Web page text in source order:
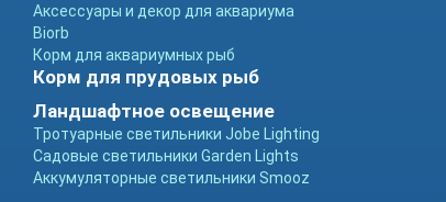
Аксессуары и декор для аквариума
Biorb
Корм для аквариумных рыб
Корм для прудовых рыб
Ландшафтное освещение
Тротуарные светильники Jobe Lighting
Садовые светильники Garden Lights
Аккумуляторные светильники Smooz